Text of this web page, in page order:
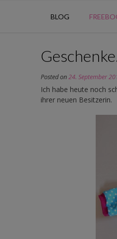
BLOG
Posted on24. September
Ich habe heute noch
ihrer neuen Besitzerin.